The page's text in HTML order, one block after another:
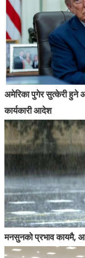
अमेरिका पुगेर सुत्केरी हुने
कार्यकारी आदेश
मनसुनको प्रभाव कायमै,